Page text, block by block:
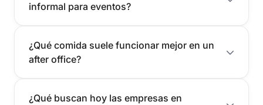
informal para eventos?
¿Qué comida suele funcionar mejor en un
after office?
¿Qué buscan hoy las empresas en